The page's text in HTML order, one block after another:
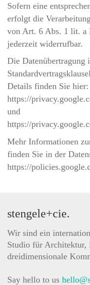
Sofern eine
erfolgt die
von Art. 6 Abs. 1 lit.
jederzeit widerrufbar.
Die
Details finden Sie hier:
https://
und
https://
Mehr Informationen
finden Sie in der
https://
stengele+cie.
Wir sind ein
Studio für Architektur,
dreidimensionale
Say hello to us